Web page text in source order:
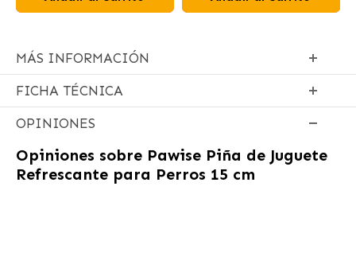
MÁS INFORMACIÓN
FICHA TÉCNICA
OPINIONES
Opiniones sobre Pawise Piña de Juguete
Refrescante para Perros 15 cm